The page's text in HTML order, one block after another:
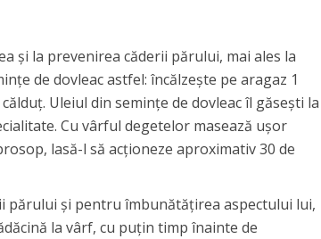
şi la prevenirea căderii părului, mai ales la
de dovleac astfel: încălzeşte pe aragaz 1
Uleiul din seminţe de dovleac îl găseşti la
Cu vârful degetelor masează uşor
lasă-l să acţioneze aproximativ 30 de
părului şi pentru îmbunătăţirea aspectului lui,
la vârf, cu puţin timp înainte de